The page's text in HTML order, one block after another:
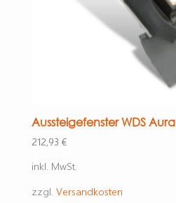
Aussteigefenster WDS Aura
212,93 €
inkl. MwSt.
zzgl. Versandkosten